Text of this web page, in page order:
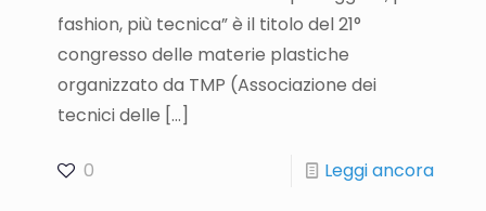
fashion, più tecnica” è il titolo del 21°
congresso delle materie plastiche
organizzato da TMP (Associazione dei
tecnici delle […]
0 Leggi ancora